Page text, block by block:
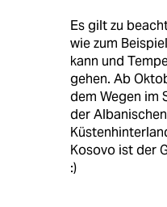
Es gilt zu
wie zum
kann und
gehen. Ab
dem Wegen im
der
Kosovo ist der
:)